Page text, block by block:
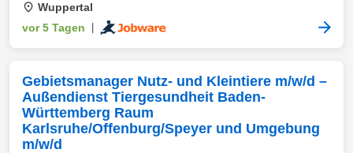
Wuppertal
vor 5 Tagen
Gebietsmanager Nutz- und Kleintiere m/w/d –
Außendienst Tiergesundheit Baden-
Württemberg Raum
Karlsruhe/Offenburg/Speyer und Umgebung
m/w/d